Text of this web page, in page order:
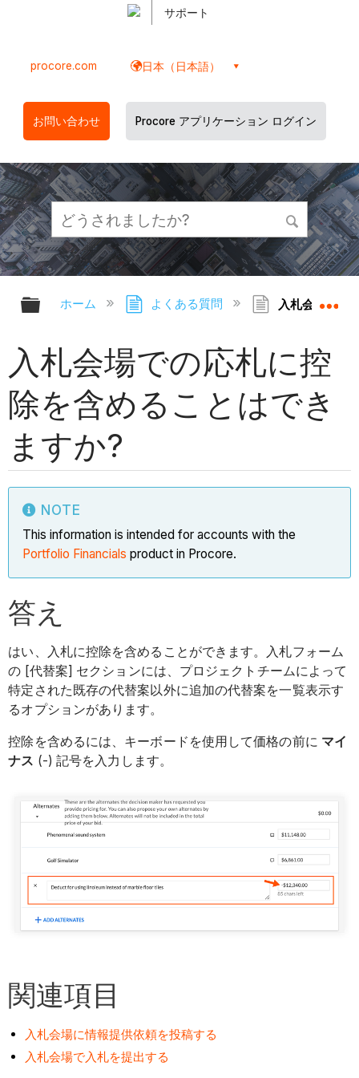
サポート
procore.com 日本（日本語）
お問い合わせ Procore アプリケーション ログイン
グローバル階層を展開/折りたたむ
ホーム よくある質問 入札会場での
入札会場での応札に控
除を含めることはでき
ますか?
NOTE
This information is intended for accounts with the
Portfolio Financials product in Procore.
答え
はい、入札に控除を含めることができます。入札フォーム
の [代替案] セクションには、プロジェクトチームによって
特定された既存の代替案以外に追加の代替案を一覧表示す
るオプションがあります。
控除を含めるには、キーボードを使用して価格の前に マイ
ナス (-) 記号を入力します。
関連項目
入札会場に情報提供依頼を投稿する
入札会場で入札を提出する